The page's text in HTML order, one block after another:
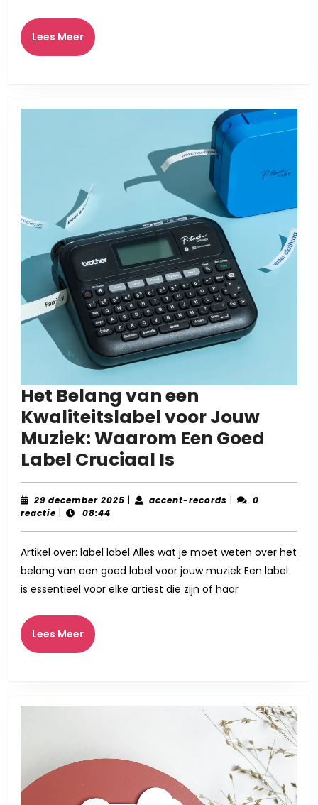
Lees MeerLees
Meer
Het Belang van een
Kwaliteitslabel voor Jouw
Muziek: Waarom Een Goed
Label Cruciaal Is
Belang
van
Kwaliteitslabel
voor
Jouw
Cruciaal
29 december 2025 29
| accent-records accent-
|
0
reactie | 08:44
Artikel over: label label Alles wat je moet weten over het
belang van een goed label voor jouw muziek Een label
is essentieel voor elke artiest die zijn of haar
Lees MeerLees
Meer